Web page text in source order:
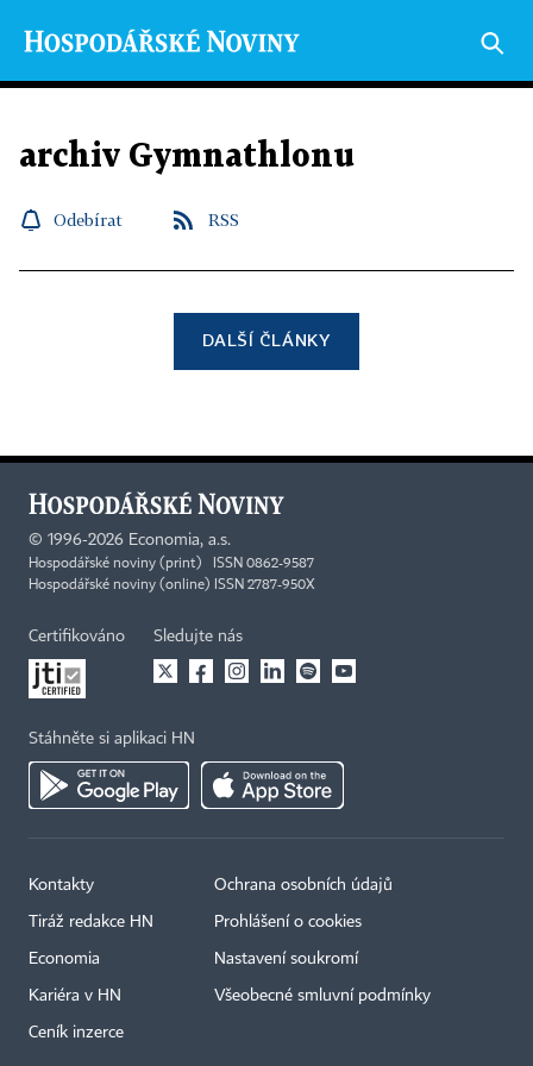
archiv Gymnathlonu
Odebírat RSS
DALŠÍ ČLÁNKY
© 1996-2026 Economia, a.s.
Hospodářské noviny (print) ISSN 0862-9587
Hospodářské noviny (online) ISSN 2787-950X
Certifikováno Sledujte nás
Stáhněte si aplikaci HN
Kontakty
Tiráž redakce HN
Economia
Kariéra v HN
Ceník inzerce
Ochrana osobních údajů
Prohlášení o cookies
Nastavení soukromí
Všeobecné smluvní podmínky